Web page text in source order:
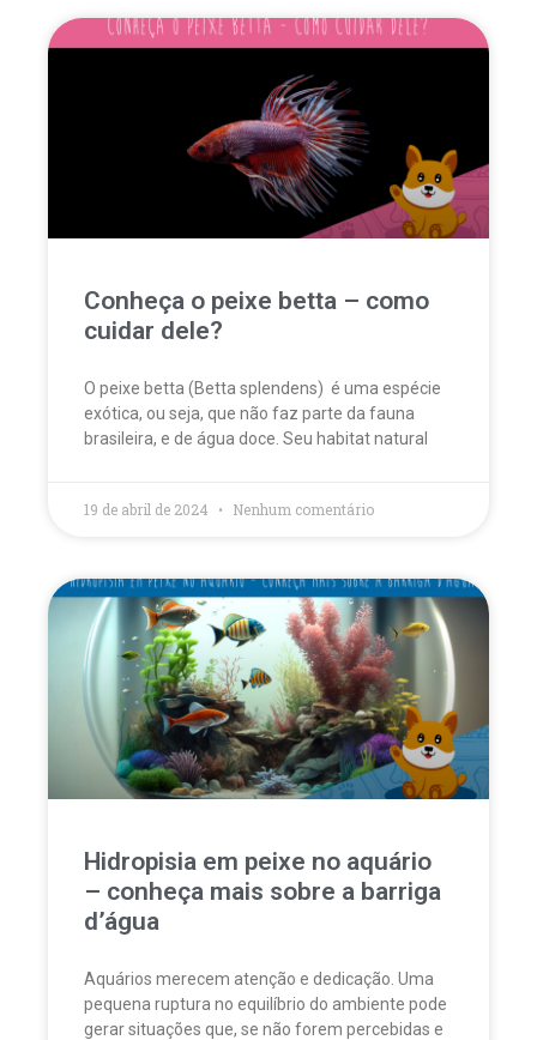
Conheça o peixe betta – como
cuidar dele?
O peixe betta (Betta splendens) é uma espécie
exótica, ou seja, que não faz parte da fauna
brasileira, e de água doce. Seu habitat natural
19 de abril de 2024 Nenhum comentário
Hidropisia em peixe no aquário
– conheça mais sobre a barriga
d’água
Aquários merecem atenção e dedicação. Uma
pequena ruptura no equilíbrio do ambiente pode
gerar situações que, se não forem percebidas e